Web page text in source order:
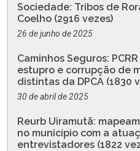
Sociedade: Tribos de
Coelho (2916 vezes)
26 de junho de 2025
Caminhos Seguros:
estupro e corrupção de
distintas da DPCA (1830
30 de abril de 2025
Reurb Uiramutã:
no município com a
entrevistadores (1822